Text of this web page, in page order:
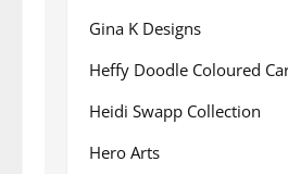
Gina K Designs
Heffy Doodle Coloured
Heidi Swapp Collection
Hero Arts